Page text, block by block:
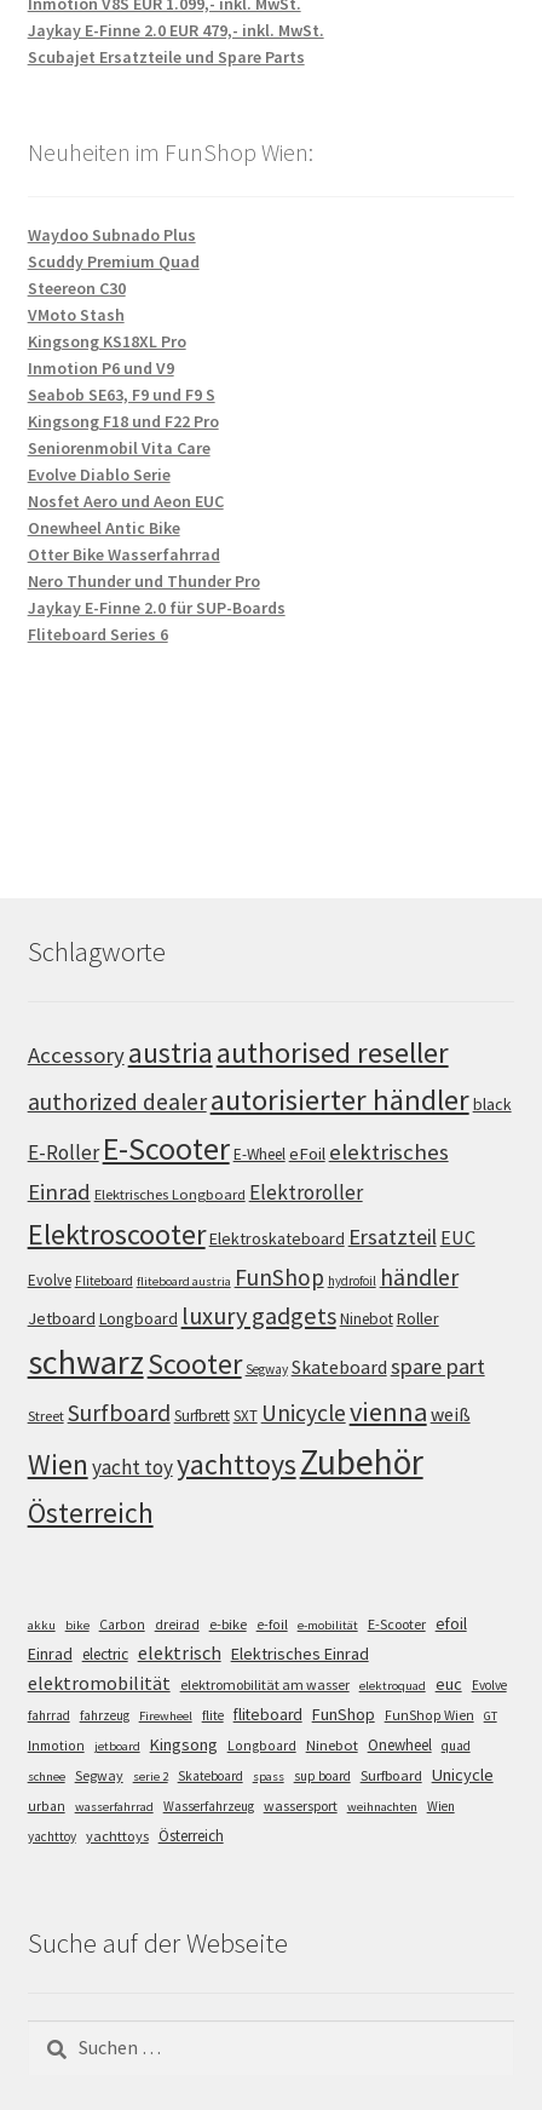
Jaykay E-Finne 2.0 EUR 479,- inkl. MwSt.
Scubajet Ersatzteile und Spare Parts
Neuheiten im FunShop Wien:
Waydoo Subnado Plus
Scuddy Premium Quad
Steereon C30
VMoto Stash
Kingsong KS18XL Pro
Inmotion P6 und V9
Seabob SE63, F9 und F9 S
Kingsong F18 und F22 Pro
Seniorenmobil Vita Care
Evolve Diablo Serie
Nosfet Aero und Aeon EUC
Onewheel Antic Bike
Otter Bike Wasserfahrrad
Nero Thunder und Thunder Pro
Jaykay E-Finne 2.0 für SUP-Boards
Fliteboard Series 6
Schlagworte
Accessoryaustria authorised reseller
authorized dealerautorisierter händlerblack
E-Roller E-ScooterE-WheeleFoil elektrisches
Einrad Elektrisches Longboard Elektroroller
ElektroscooterElektroskateboard Ersatzteil EUC
Evolve Fliteboard fliteboard austria FunShop hydrofoil händler
Jetboard Longboard luxury gadgetsNinebotRoller
schwarzScooter Segway Skateboard spare part
Street Surfboard SurfbrettSXT Unicyclevienna weiß
Wien yacht toyyachttoysZubehör
Österreich
akku bike Carbon dreirad e-bike e-foil e-mobilität E-Scooter efoil
Einrad electric elektrisch Elektrisches Einrad
elektromobilität elektromobilität am wasser elektroquad euc
Evolve
fahrrad
fahrzeug Firewheel flite fliteboard FunShop FunShop Wien GT
Inmotion jetboard Kingsong Longboard Ninebot Onewheel quad
schnee Segway serie 2 Skateboard spass sup board Surfboard Unicycle
urban wasserfahrrad Wasserfahrzeug wassersport weihnachten
Wien
yachttoy yachttoys Österreich
Suche auf der Webseite
Suchen
nach: